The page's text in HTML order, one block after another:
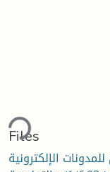
Files
الإلكترونية